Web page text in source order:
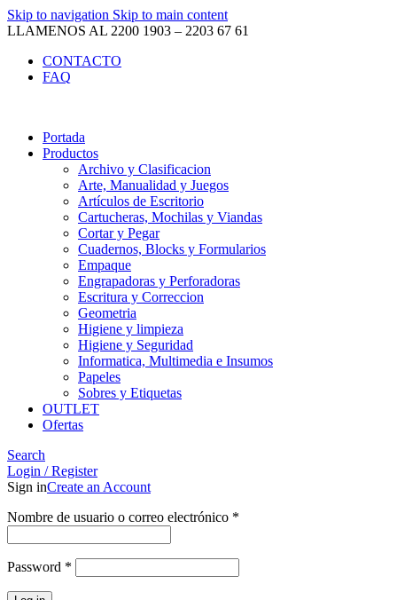
Skip to navigation Skip to main content
LLAMENOS AL 2200 1903 – 2203 67 61
CONTACTO
FAQ
Portada
Productos
Archivo y Clasificacion
Arte, Manualidad y Juegos
Artículos de Escritorio
Cartucheras, Mochilas y Viandas
Cortar y Pegar
Cuadernos, Blocks y Formularios
Empaque
Engrapadoras y Perforadoras
Escritura y Correccion
Geometria
Higiene y limpieza
Higiene y Seguridad
Informatica, Multimedia e Insumos
Papeles
Sobres y Etiquetas
OUTLET
Ofertas
Search
Login / Register
Sign inCreate an Account
Nombre de usuario o correo electrónico *
Password *